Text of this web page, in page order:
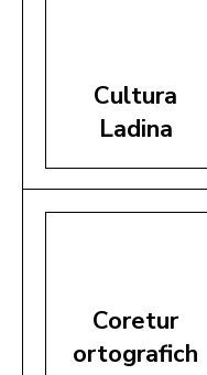
Cultura
Ladina
Coretur
ortografich